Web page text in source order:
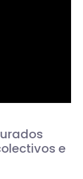
e